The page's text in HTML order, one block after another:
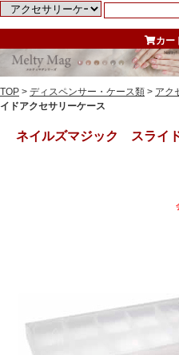
カー
TOP > ディスペンサー・ケース類 > アク
イドアクセサリーケース
ネイルズマジック スライ